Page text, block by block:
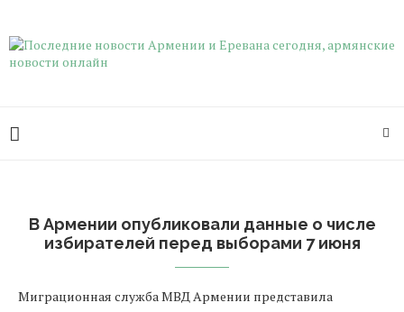
В Армении опубликовали данные о числе
избирателей перед выборами 7 июня
Миграционная служба МВД Армении представила